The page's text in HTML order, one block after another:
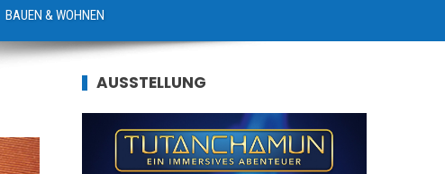
BAUEN & WOHNEN
AUSSTELLUNG